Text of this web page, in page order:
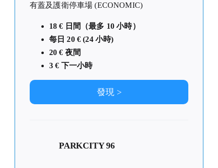
有蓋及護衛停車場 (ECONOMIC)
18 € 日間（最多 10 小時）
每日 20 € (24 小時)
20 € 夜間
3 € 下一小時
發現 >
PARKCITY 96